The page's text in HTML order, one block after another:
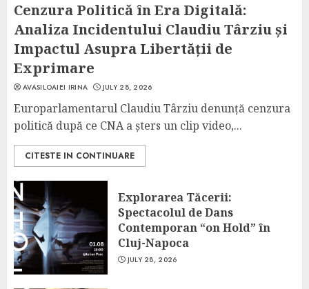
Cenzura Politică în Era Digitală:
Analiza Incidentului Claudiu Târziu și
Impactul Asupra Libertății de
Exprimare
AVASILOAIEI IRINA JULY 28, 2026
Europarlamentarul Claudiu Târziu denunță cenzura
politică după ce CNA a șters un clip video,...
CITESTE IN CONTINUARE
Explorarea Tăcerii:
Spectacolul de Dans
Contemporan “on Hold” în
Cluj-Napoca
JULY 28, 2026